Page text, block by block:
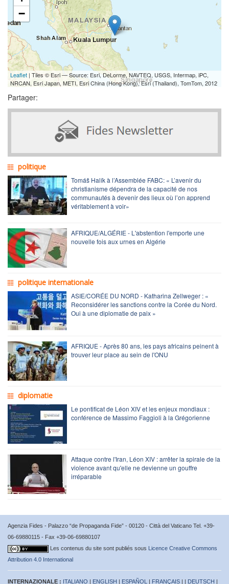
−
Leaflet | Tiles © Esri — Source: Esri, DeLorme, NAVTEQ, USGS, Intermap, iPC,
NRCAN, Esri Japan, METI, Esri China (Hong Kong), Esri (Thailand), TomTom, 2012
Partager:
politique
Tomáš Halík à l’Assemblée FABC: « L’avenir du
christianisme dépendra de la capacité de nos
communautés à devenir des lieux où l’on apprend
véritablement à voir»
AFRIQUE/ALGÉRIE - L'abstention l'emporte une
nouvelle fois aux urnes en Algérie
politique internationale
ASIE/CORÉE DU NORD - Katharina Zellweger : «
Reconsidérer les sanctions contre la Corée du Nord.
Oui à une diplomatie de paix »
AFRIQUE - Après 80 ans, les pays africains peinent à
trouver leur place au sein de l'ONU
diplomatie
Le pontificat de Léon XIV et les enjeux mondiaux :
conférence de Massimo Faggioli à la Grégorienne
Attaque contre l'Iran, Léon XIV : arrêter la spirale de la
violence avant qu'elle ne devienne un gouffre
irréparable
Agenzia Fides - Palazzo “de Propaganda Fide” - 00120 - Città del Vaticano Tel. +39-
06-69880115 - Fax +39-06-69880107
Les contenus du site sont publiés sous Licence Creative Commons
Attribution 4.0 International
INTERNAZIONALE : ITALIANO | ENGLISH | ESPAÑOL | FRANÇAIS | | DEUTSCH |